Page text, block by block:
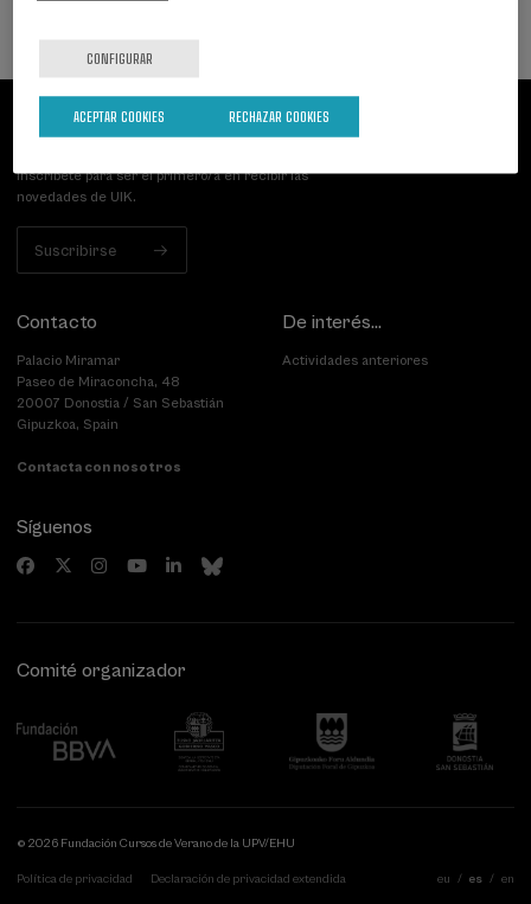
Suscríbete a nuestro boletín
Inscríbete para ser el primero/a en recibir las
novedades de UIK.
Suscribirse
Contacto
Palacio Miramar
Paseo de Miraconcha, 48
20007 Donostia / San Sebastián
Gipuzkoa, Spain
Contacta con nosotros
De interés...
Actividades anteriores
Síguenos
Comité organizador
© 2026 Fundación Cursos de Verano de la UPV/EHU
Política de privacidad Declaración de privacidad extendida eu es en
CONFIGURAR
RECHAZAR COOKIES
ACEPTAR COOKIES